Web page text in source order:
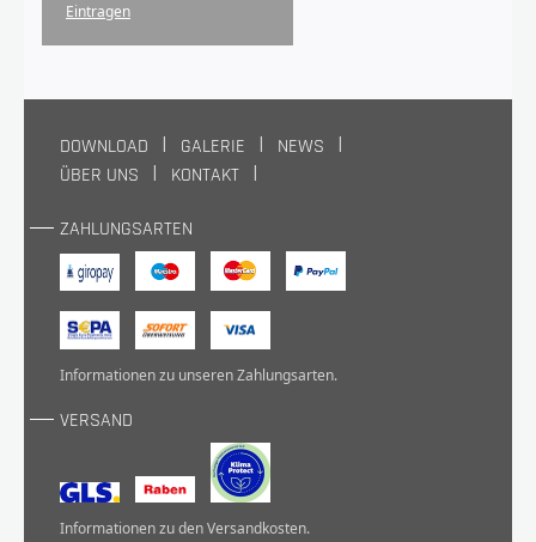
Eintragen
DOWNLOAD GALERIE
NEWS
ÜBER UNS
KONTAKT
ZAHLUNGSARTEN
Informationen zu unserenZahlungsarten.
VERSAND
Informationen zu denVersandkosten.